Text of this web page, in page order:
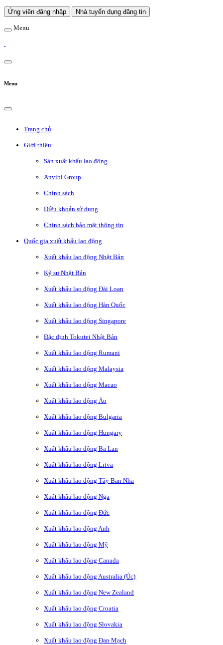
Ứng viên đăng nhập Nhà tuyển dụng đăng tin
Menu
Menu
Trang chủ
Giới thiệu
Sàn xuất khẩu lao động
Anvibi Group
Chính sách
Điều khoản sử dụng
Chính sách bảo mật thông tin
Quốc gia xuất khẩu lao động
Xuất khẩu lao động Nhật Bản
Kỹ sư Nhật Bản
Xuất khẩu lao động Đài Loan
Xuất khẩu lao động Hàn Quốc
Xuất khẩu lao động Singapore
Đặc định Tokutei Nhật Bản
Xuất khẩu lao động Rumani
Xuất khẩu lao động Malaysia
Xuất khẩu lao động Macao
Xuất khẩu lao động Áo
Xuất khẩu lao động Bulgaria
Xuất khẩu lao động Hungary
Xuất khẩu lao động Ba Lan
Xuất khẩu lao động Litva
Xuất khẩu lao động Tây Ban Nha
Xuất khẩu lao động Nga
Xuất khẩu lao động Đức
Xuất khẩu lao động Anh
Xuất khẩu lao động Mỹ
Xuất khẩu lao động Canada
Xuất khẩu lao động Australia (Úc)
Xuất khẩu lao động New Zealand
Xuất khẩu lao động Croatia
Xuất khẩu lao động Slovakia
Xuất khẩu lao động Đan Mạch